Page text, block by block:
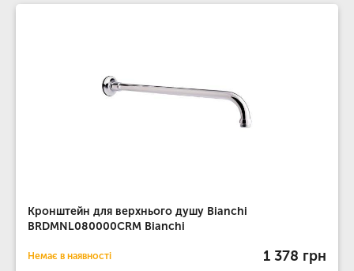
Кронштейн для верхнього душу Bianchi
BRDMNL080000CRM Bianchi
Немає в наявності 1 378 грн